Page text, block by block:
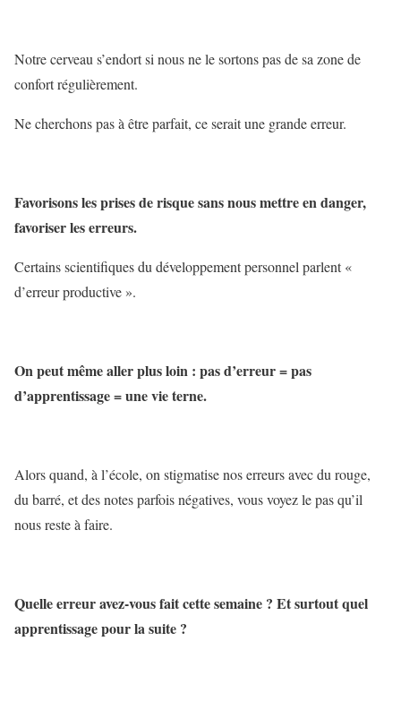
Notre cerveau s’endort si nous ne le sortons pas de sa zone de
confort régulièrement.
Ne cherchons pas à être parfait, ce serait une grande erreur.
Favorisons les prises de risque sans nous mettre en danger,
favoriser les erreurs.
Certains scientifiques du développement personnel parlent «
d’erreur productive ».
On peut même aller plus loin : pas d’erreur = pas
d’apprentissage = une vie terne.
Alors quand, à l’école, on stigmatise nos erreurs avec du rouge,
du barré, et des notes parfois négatives, vous voyez le pas qu’il
nous reste à faire.
Quelle erreur avez-vous fait cette semaine ? Et surtout quel
apprentissage pour la suite ?